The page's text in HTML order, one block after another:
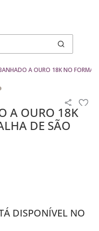
A OURO 18K NO
A OURO 18K
DE SÃO
DISPONÍVEL NO